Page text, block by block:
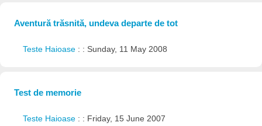
Aventură trăsnită, undeva departe de tot
Teste Haioase : : Sunday, 11 May 2008
Test de memorie
Teste Haioase : : Friday, 15 June 2007